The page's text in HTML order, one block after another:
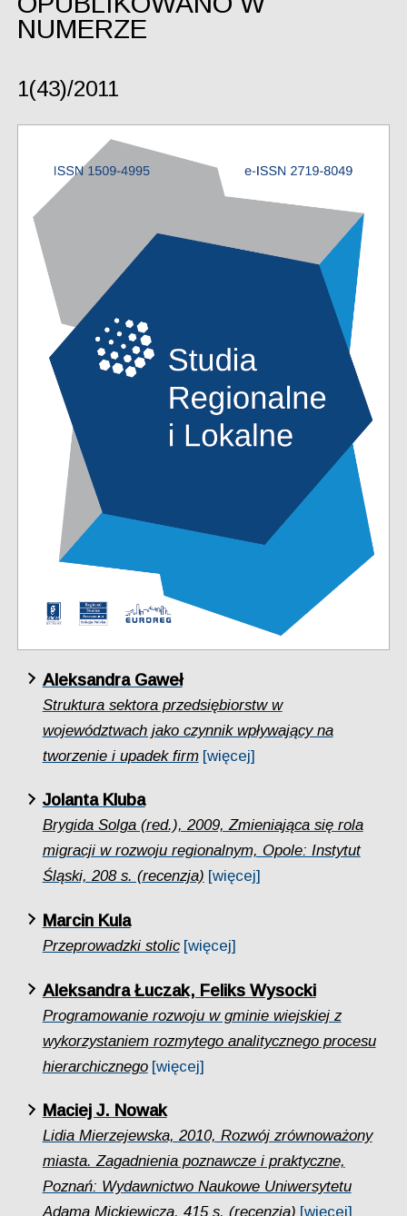
NUMERZE
1(43)/2011
Aleksandra Gaweł
Struktura sektora przedsiębiorstw w
województwach jako czynnik wpływający na
tworzenie i upadek firm [więcej]
Jolanta Kluba
Brygida Solga (red.), 2009, Zmieniająca się rola
migracji w rozwoju regionalnym, Opole: Instytut
Śląski, 208 s. (recenzja) [więcej]
Marcin Kula
Przeprowadzki stolic [więcej]
Aleksandra Łuczak, Feliks Wysocki
Programowanie rozwoju w gminie wiejskiej z
wykorzystaniem rozmytego analitycznego procesu
hierarchicznego [więcej]
Maciej J. Nowak
Lidia Mierzejewska, 2010, Rozwój zrównoważony
miasta. Zagadnienia poznawcze i praktyczne,
Poznań: Wydawnictwo Naukowe Uniwersytetu
Adama Mickiewicza, 415 s. (recenzja) [więcej]